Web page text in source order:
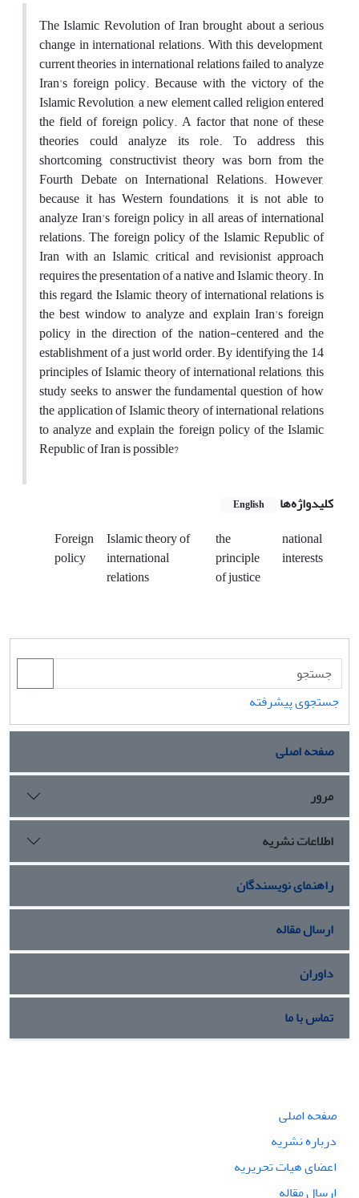
The Islamic Revolution of Iran brought about a serious
change in international relations. With this development,
current theories in international relations failed to analyze
Iran's foreign policy. Because with the victory of the
Islamic Revolution, a new element called religion entered
the field of foreign policy. A factor that none of these
theories could analyze its role. To address this
shortcoming, constructivist theory was born from the
Fourth Debate on International Relations. However,
because it has Western foundations, it is not able to
analyze Iran's foreign policy in all areas of international
relations. The foreign policy of the Islamic Republic of
Iran with an Islamic, critical and revisionist approach
requires the presentation of a native and Islamic theory. In
this regard, the Islamic theory of international relations is
the best window to analyze and explain Iran's foreign
policy in the direction of the nation-centered and the
establishment of a just world order. By identifying the 14
principles of Islamic theory of international relations, this
study seeks to answer the fundamental question of how
the application of Islamic theory of international relations
to analyze and explain the foreign policy of the Islamic
Republic of Iran is possible?
کلیدواژه‌ها English
Foreign
policy
Islamic theory of
international
relations
the
principle
of justice
national
interests
جستجوی پیشرفته
صفحه اصلی
مرور
اطلاعات نشریه
راهنمای نویسندگان
ارسال مقاله
داوران
تماس با ما
صفحه اصلی
درباره نشریه
اعضای هیات تحریریه
ارسال مقاله